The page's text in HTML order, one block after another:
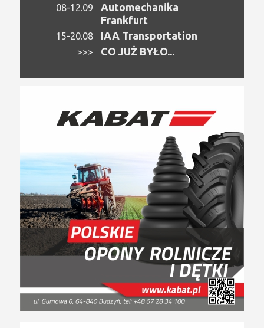
08-12.09
Automechanika
Frankfurt
15-20.08 IAA Transportation
>>> CO JUŻ BYŁO...